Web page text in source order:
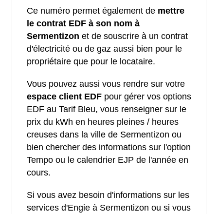
Ce numéro permet également de mettre
le contrat EDF à son nom à
Sermentizon et de souscrire à un contrat
d'électricité ou de gaz aussi bien pour le
propriétaire que pour le locataire.
Vous pouvez aussi vous rendre sur votre
espace client EDF pour gérer vos options
EDF au Tarif Bleu, vous renseigner sur le
prix du kWh en heures pleines / heures
creuses dans la ville de Sermentizon ou
bien chercher des informations sur l'option
Tempo ou le calendrier EJP de l'année en
cours.
Si vous avez besoin d'informations sur les
services d'Engie à Sermentizon ou si vous